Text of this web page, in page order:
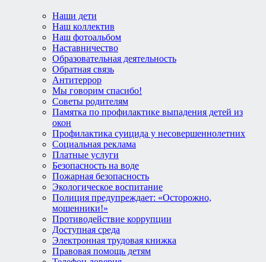
Наши дети
Наш коллектив
Наш фотоальбом
Наставничество
Образовательная деятельность
Обратная связь
Антитеррор
Мы говорим спасибо!
Советы родителям
Памятка по профилактике выпадения детей из
окон
Профилактика суицида у несовершеннолетних
Социальная реклама
Платные услуги
Безопасность на воде
Пожарная безопасность
Экологическое воспитание
Полиция предупреждает: «Осторожно,
мошенники!»
Противодействие коррупции
Доступная среда
Электронная трудовая книжка
Правовая помощь детям